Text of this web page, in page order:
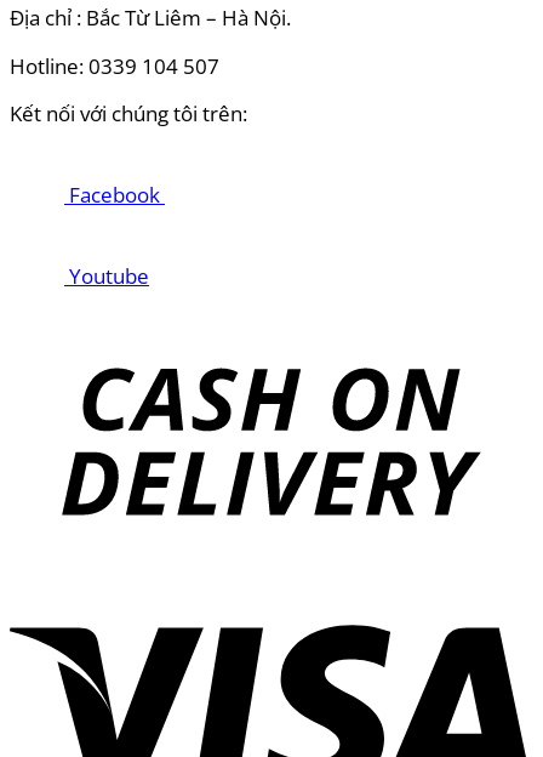
Địa chỉ : Bắc Từ Liêm – Hà Nội.
Hotline: 0339 104 507
Kết nối với chúng tôi trên:
Youtube